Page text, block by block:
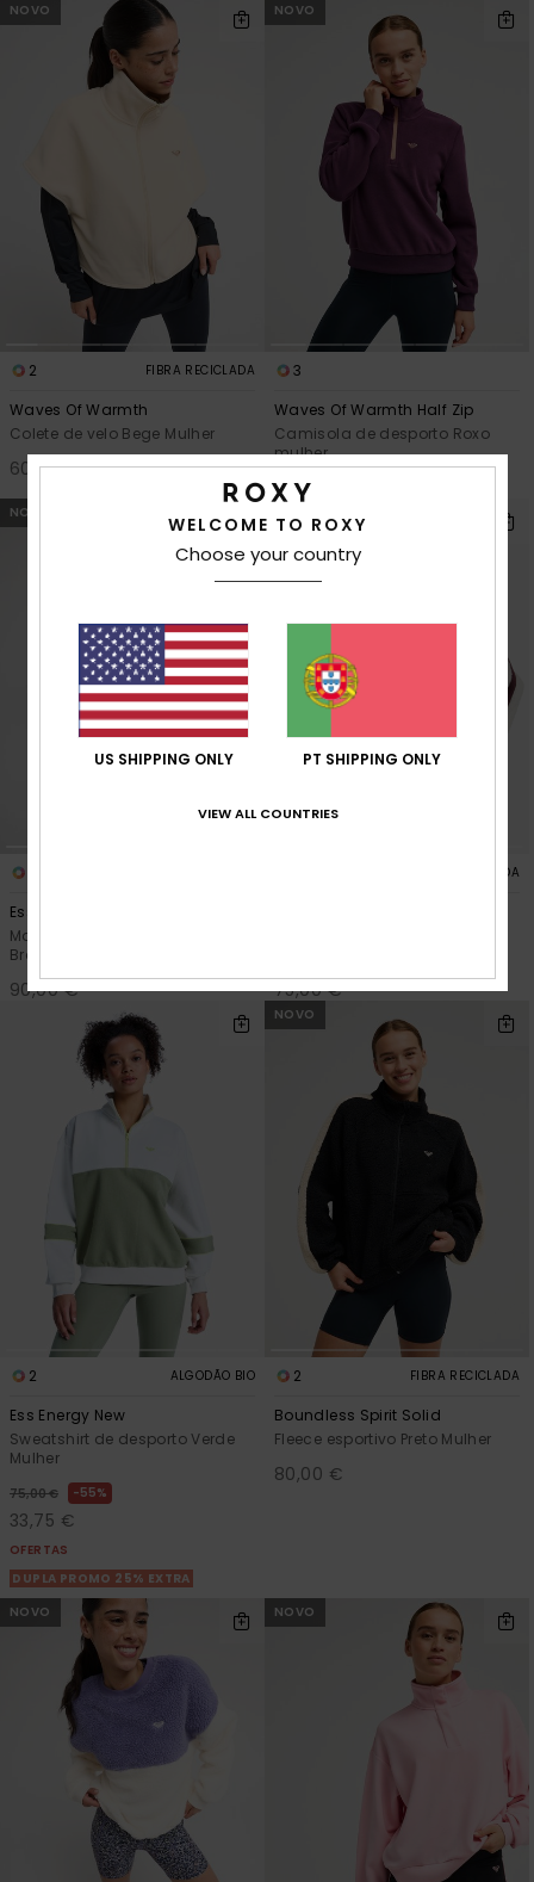
NOVO
2 FIBRA RECICLADA
Waves Of Warmth
Colete de velo Bege Mulher
60,00 €
NOVO
3
Waves Of Warmth Half Zip
Camisola de desporto Roxo
mulher
65,00 €
NOVO
Ess Energy Elevated
Moletom esportivo com zíper
Branco Mulher
90,00 €
FIBRA RECICLADA
75,00 €
2 ALGODÃO BIO
Ess Energy New
Sweatshirt de desporto Verde
Mulher
75,00 € 55%
33,75 €
OFERTAS
DUPLA PROMO 25% EXTRA
NOVO
2 FIBRA RECICLADA
Boundless Spirit Solid
Fleece esportivo Preto Mulher
80,00 €
NOVO NOVO
WELCOME TO ROXY
Choose your country
US SHIPPING ONLY PT SHIPPING ONLY
VIEW ALL COUNTRIES